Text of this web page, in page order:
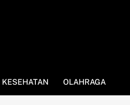
KESEHATAN OLAHRAGA